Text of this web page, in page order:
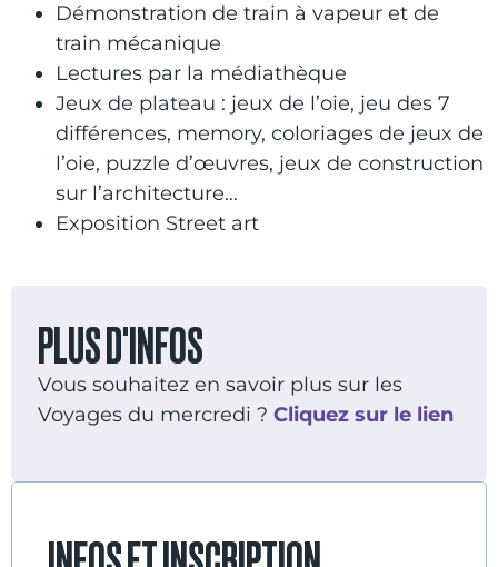
Démonstration de train à vapeur et de
train mécanique
Lectures par la médiathèque
Jeux de plateau : jeux de l’oie, jeu des 7
différences, memory, coloriages de jeux de
l’oie, puzzle d’œuvres, jeux de construction
sur l’architecture…
Exposition Street art
PLUS D'INFOS
Vous souhaitez en savoir plus sur les
Voyages du mercredi ? Cliquez sur le lien